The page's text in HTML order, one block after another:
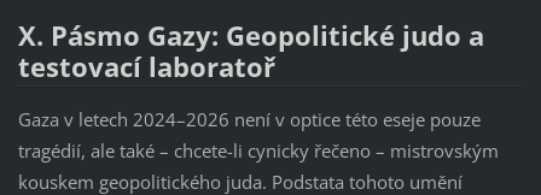
X. Pásmo Gazy: Geopolitické judo a
testovací laboratoř
Gaza v letech 2024–2026 není v optice této eseje pouze
tragédií, ale také – chcete-li cynicky řečeno – mistrovským
kouskem geopolitického juda. Podstata tohoto umění